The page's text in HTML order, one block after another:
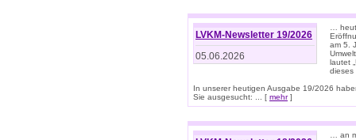
LVKM-Newsletter 19/2026
05.06.2026
…
am 5.
lautet
dieses
In unserer heutigen Ausgabe 19/2026
Sie ausgesucht: ... [ mehr]
… an